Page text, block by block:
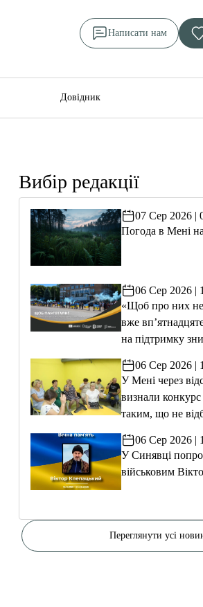
Написати нам
Довідник
Вибір редакції
07 Сер 2026 |
Погода в Мені
06 Сер 2026 |
«Щоб про них не
вже
на підтримку
06 Сер 2026 |
У Мені через
визнали конкурс
таким, що не
06 Сер 2026 |
У Синявці
військовим
Переглянути усі